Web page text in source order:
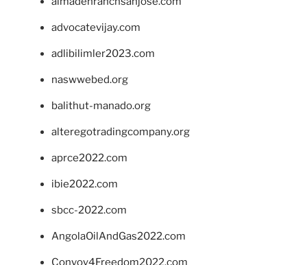
advocatevijay.com
adlibilimler2023.com
naswwebed.org
balithut-manado.org
alteregotradingcompany.org
aprce2022.com
ibie2022.com
sbcc-2022.com
AngolaOilAndGas2022.com
Convoy4Freedom2022.com